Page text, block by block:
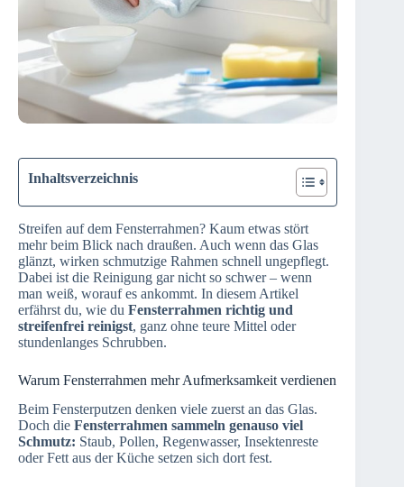
Inhaltsverzeichnis
Streifen auf dem Fensterrahmen? Kaum etwas stört
mehr beim Blick nach draußen. Auch wenn das Glas
glänzt, wirken schmutzige Rahmen schnell ungepflegt.
Dabei ist die Reinigung gar nicht so schwer – wenn
man weiß, worauf es ankommt. In diesem Artikel
erfährst du, wie du Fensterrahmen richtig und
streifenfrei reinigst, ganz ohne teure Mittel oder
stundenlanges Schrubben.
Warum Fensterrahmen mehr Aufmerksamkeit verdienen
Beim Fensterputzen denken viele zuerst an das Glas.
Doch die Fensterrahmen sammeln genauso viel
Schmutz: Staub, Pollen, Regenwasser, Insektenreste
oder Fett aus der Küche setzen sich dort fest.